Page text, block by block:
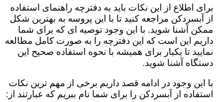
برای اطلاع از این نکات باید به دفترچه راهنمای استفاده
از آبسردکن مراجعه کنید تا با این پروسه به بهترین شکل
ممکن آشنا شوید. با این وجود توصیه ای که برای شما
داریم این است که این دفترچه را به صورت کامل مطالعه
نمایید تا یکبار برای همیشه با نحوه استفاده صحیح این
دستگاه آشنا شوید.
با این وجود در ادامه قصد داریم برخی از مهم ترین نکات
استفاده از آبسردکن را برای شما نام ببریم که عبارتند از: